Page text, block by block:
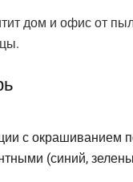
дом и офис от
с
(синий,